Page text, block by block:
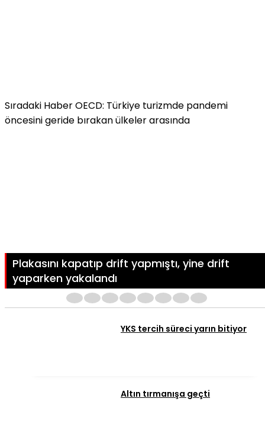
Sıradaki HaberOECD: Türkiye turizmde pandemi
öncesini geride bırakan ülkeler arasında
Plakasını kapatıp drift yapmıştı, yine drift
yaparken yakalandı
YKS tercih süreci yarın bitiyor
Altın tırmanışa geçti